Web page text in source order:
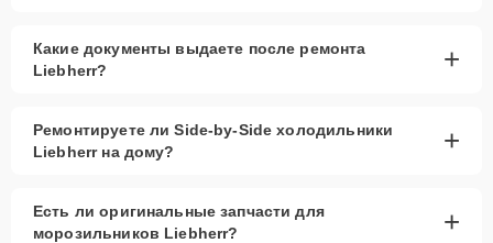
Какие документы выдаете после ремонта
Liebherr?
+
Ремонтируете ли Side-by-Side холодильники
Liebherr на дому?
+
Есть ли оригинальные запчасти для
морозильников Liebherr?
+